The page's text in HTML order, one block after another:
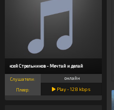
Алексей Стрельников - Мечтай и делай
Слушатели: онлайн
Плеер: Play -128 kbps